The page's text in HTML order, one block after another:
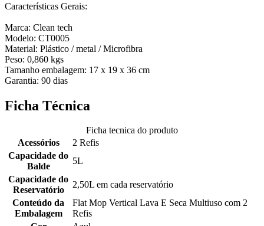
Características Gerais:
Marca: Clean tech
Modelo: CT0005
Material: Plástico / metal / Microfibra
Peso: 0,860 kgs
Tamanho embalagem: 17 x 19 x 36 cm
Garantia: 90 dias
Ficha Técnica
Ficha tecnica do produto
Acessórios
2 Refis
Capacidade do
Balde
5L
Capacidade do
Reservatório
2,50L em cada reservatório
Conteúdo da
Embalagem
Flat Mop Vertical Lava E Seca Multiuso com 2
Refis